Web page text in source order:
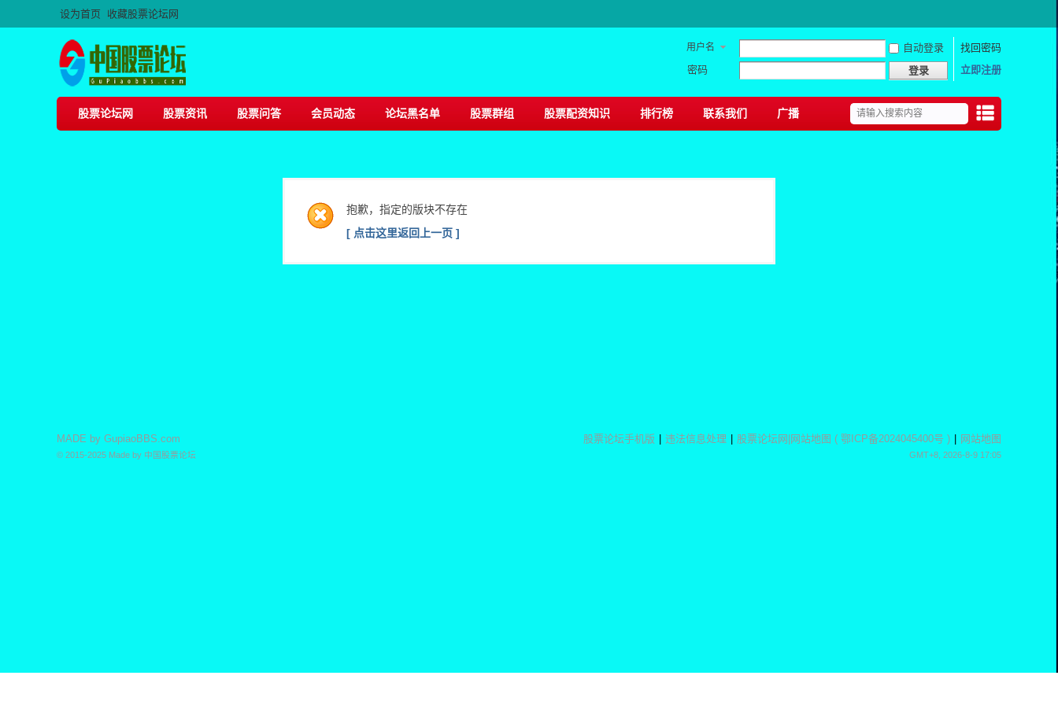
设为首页 收藏股票论坛网
用户名 自动登录
找回密码
密码
登录 立即注册
捷导
股票论坛网 股票资讯 股票问答 会员动态 论坛黑名单 股票群组 股票配资知识 排行榜 联系我们 广播
抱歉，指定的版块不存在
[ 点击这里返回上一页 ]
股票论坛手机版 违法信息处理 股票论坛网 网站地图 ( 鄂ICP备2024045400号 ) 网站地图
GMT+8, 2026-8-9 17:05
MADE by GupiaoBBS.com
© 2015-2025 Made by 中国股票论坛